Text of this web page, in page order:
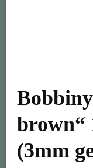
brown“
(3mm